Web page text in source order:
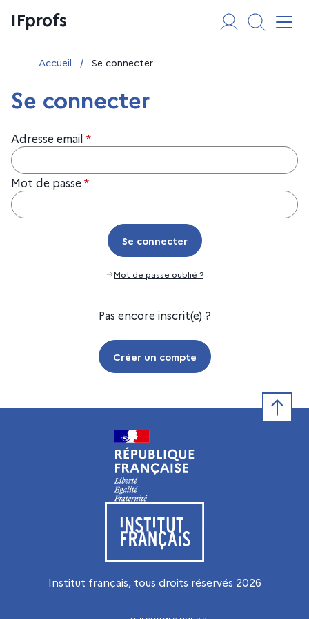
au
contenu
IFprofs
Vous êtes ici :
Accueil / Se connecter
Se connecter
Adresse email *
Mot de passe *
Se connecter
Se connecter
Mot de passe oublié ?
Pas encore inscrit(e) ?
Créer un compte
Visiter le site de l’Institut français
Institut français, tous droits réservés 2026